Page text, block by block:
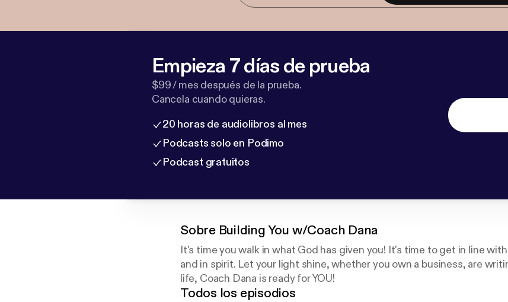
Empieza 7 días de prueba
$99 / mes después de la prueba.
Cancela cuando quieras.
20 horas de audiolibros al mes
Podcasts solo en Podimo
Podcast gratuitos
Sobre Building You w/Coach Dana
It's time you walk in what God has given you! It's time to get in line
and in spirit. Let your light shine, whether you own a business, are
life, Coach Dana is ready for YOU!
Todos los episodios